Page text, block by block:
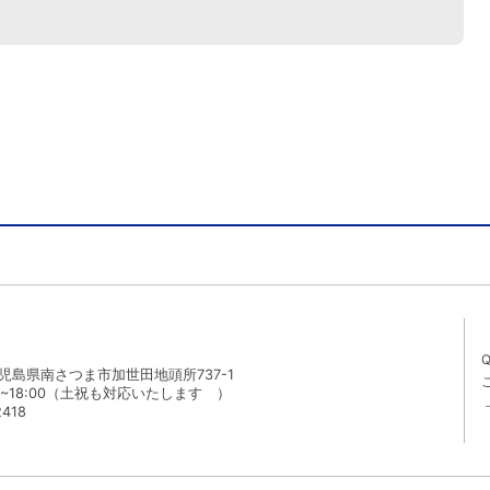
島県南さつま市加世田地頭所737-1
（土祝も対応いたします ）